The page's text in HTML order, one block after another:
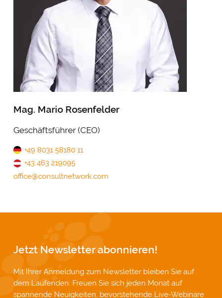
Mag. Mario Rosenfelder
Geschäftsführer (CEO)
+49 8031 58180 11
+43 463 219095
office@consultnetwork.com
Jetzt Newsletter abonnieren!
Mit Ihrer Anmeldung zum Newsletter bleiben Sie auf
dem Laufenden: Freuen Sie sich jeden Monat auf
spannende Neuigkeiten, bevorstehende Live-Webinare